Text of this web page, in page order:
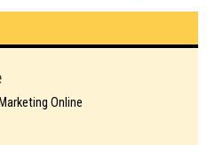
Online